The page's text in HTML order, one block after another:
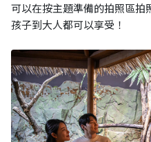
可以在按主題準備的拍照區
孩子到大人都可以享受！